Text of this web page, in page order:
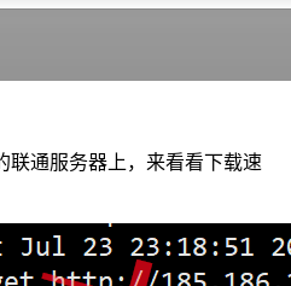
联通服务器上，来看看下载速